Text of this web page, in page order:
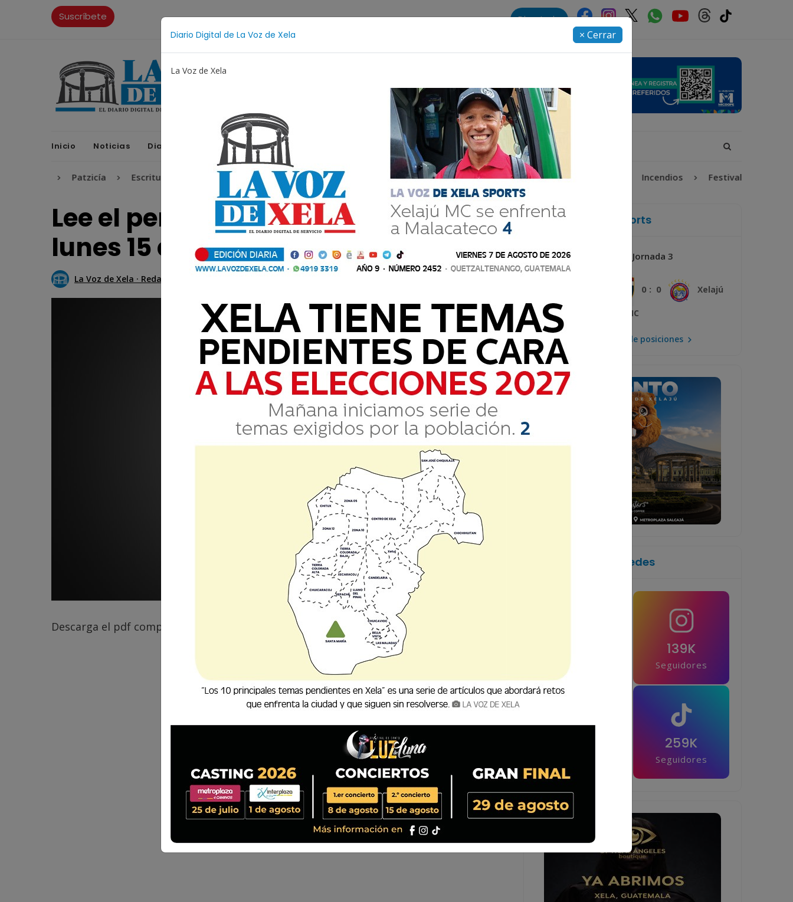
Diario Digital de La Voz de Xela × Cerrar
La Voz de Xela
Suscríbete Directorio
Inicio Noticias Diario Digital Opiniones La Voz de Xela Sports Contáctanos LA VOZ 25
Patzicía Escritura Noveno Aniversario Fichajes Niñez y Adolescencia Estafa Protección Infantil Incendios Festival de Bandas 2026
Lee el periódico digital nocturno del
lunes 15 de julio | #312
La Voz de Xela · Redacción
Descarga el pdf completo
La Voz de Xela Sports
Jornada 3
0 : 0 Xelajú
MC
Mira la tabla de posiciones
Síguenos en las redes
Seguidores
139K
Seguidores
259K
Seguidores